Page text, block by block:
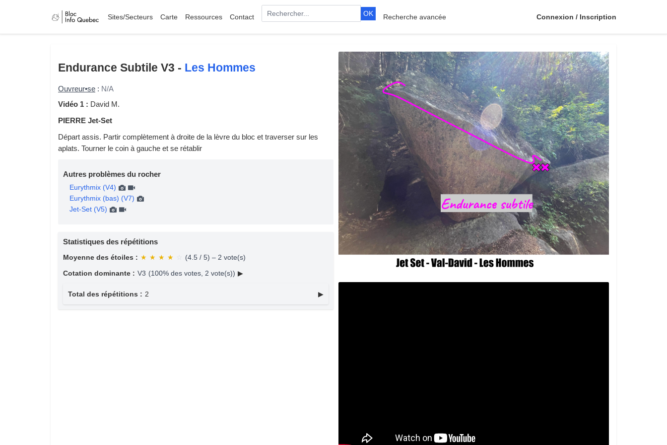
Sites/Secteurs Carte Ressources Contact OK Recherche avancée Connexion / Inscription
Endurance Subtile V3 - Les Hommes
Ouvreur•se : N/A
Vidéo 1 : David M.
PIERRE Jet-Set
Départ assis. Partir complètement à droite de la lèvre du bloc et traverser sur les
aplats. Tourner le coin à gauche et se rétablir
Autres problèmes du rocher
Eurythmix (V4)
Eurythmix (bas) (V7)
Jet-Set (V5)
Statistiques des répétitions
Moyenne des étoiles : ★ ★ ★ ★
(4.5 / 5) – 2 vote(s)
Cotation dominante : V3 (100% des votes, 2 vote(s)) ▶
Total des répétitions : 2 ▶